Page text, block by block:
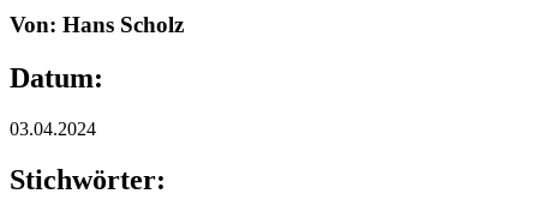
Von: Hans Scholz
Datum:
03.04.2024
Stichwörter: